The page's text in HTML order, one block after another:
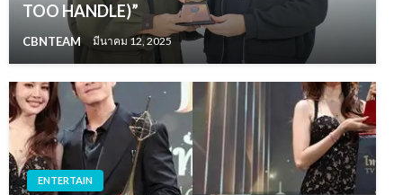
TOO HANDLE)”
CBNTEAM มีนาคม 12, 2025
ENTERTAIN